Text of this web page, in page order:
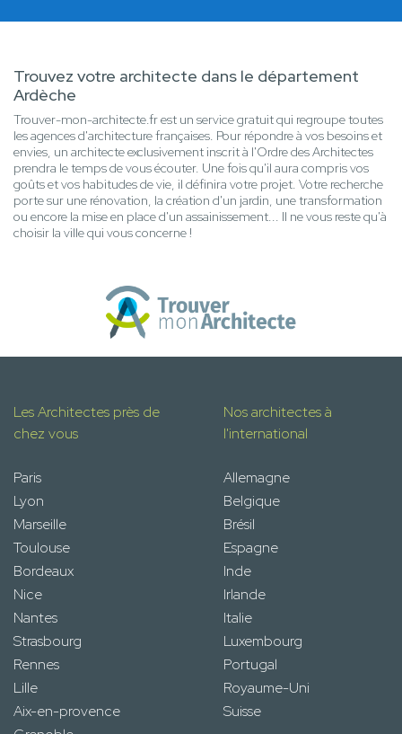
Trouvez votre architecte dans le département
Ardèche
Trouver-mon-architecte.fr est un service gratuit qui regroupe toutes
les agences d'architecture françaises. Pour répondre à vos besoins et
envies, un architecte exclusivement inscrit à l'Ordre des Architectes
prendra le temps de vous écouter. Une fois qu'il aura compris vos
goûts et vos habitudes de vie, il définira votre projet. Votre recherche
porte sur une rénovation, la création d'un jardin, une transformation
ou encore la mise en place d'un assainissement... Il ne vous reste qu'à
choisir la ville qui vous concerne !
Les Architectes près de
chez vous
Paris
Lyon
Marseille
Toulouse
Bordeaux
Nice
Nantes
Strasbourg
Rennes
Lille
Aix-en-provence
Nos architectes à
l'international
Allemagne
Belgique
Brésil
Espagne
Inde
Irlande
Italie
Luxembourg
Portugal
Royaume-Uni
Suisse